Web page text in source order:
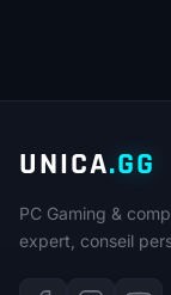
UNICA.GG
PC Gaming &
expert, conseil